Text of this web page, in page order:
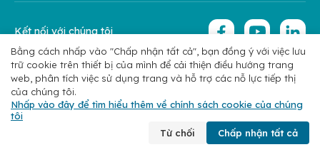
Chính sách bảo mật Copyright 2026 © Hoan My Corporation
Kết nối với chúng tôi
Đặt lịch Liên hệ
Bằng cách nhấp vào "Chấp nhận tất cả", bạn đồng ý với việc lưu
trữ cookie trên thiết bị của mình để cải thiện điều hướng trang
web, phân tích việc sử dụng trang và hỗ trợ các nỗ lực tiếp thị
của chúng tôi.
Nhấp vào đây để tìm hiểu thêm về chính sách cookie của chúng
tôi
Từ chối
Chấp nhận tất cả